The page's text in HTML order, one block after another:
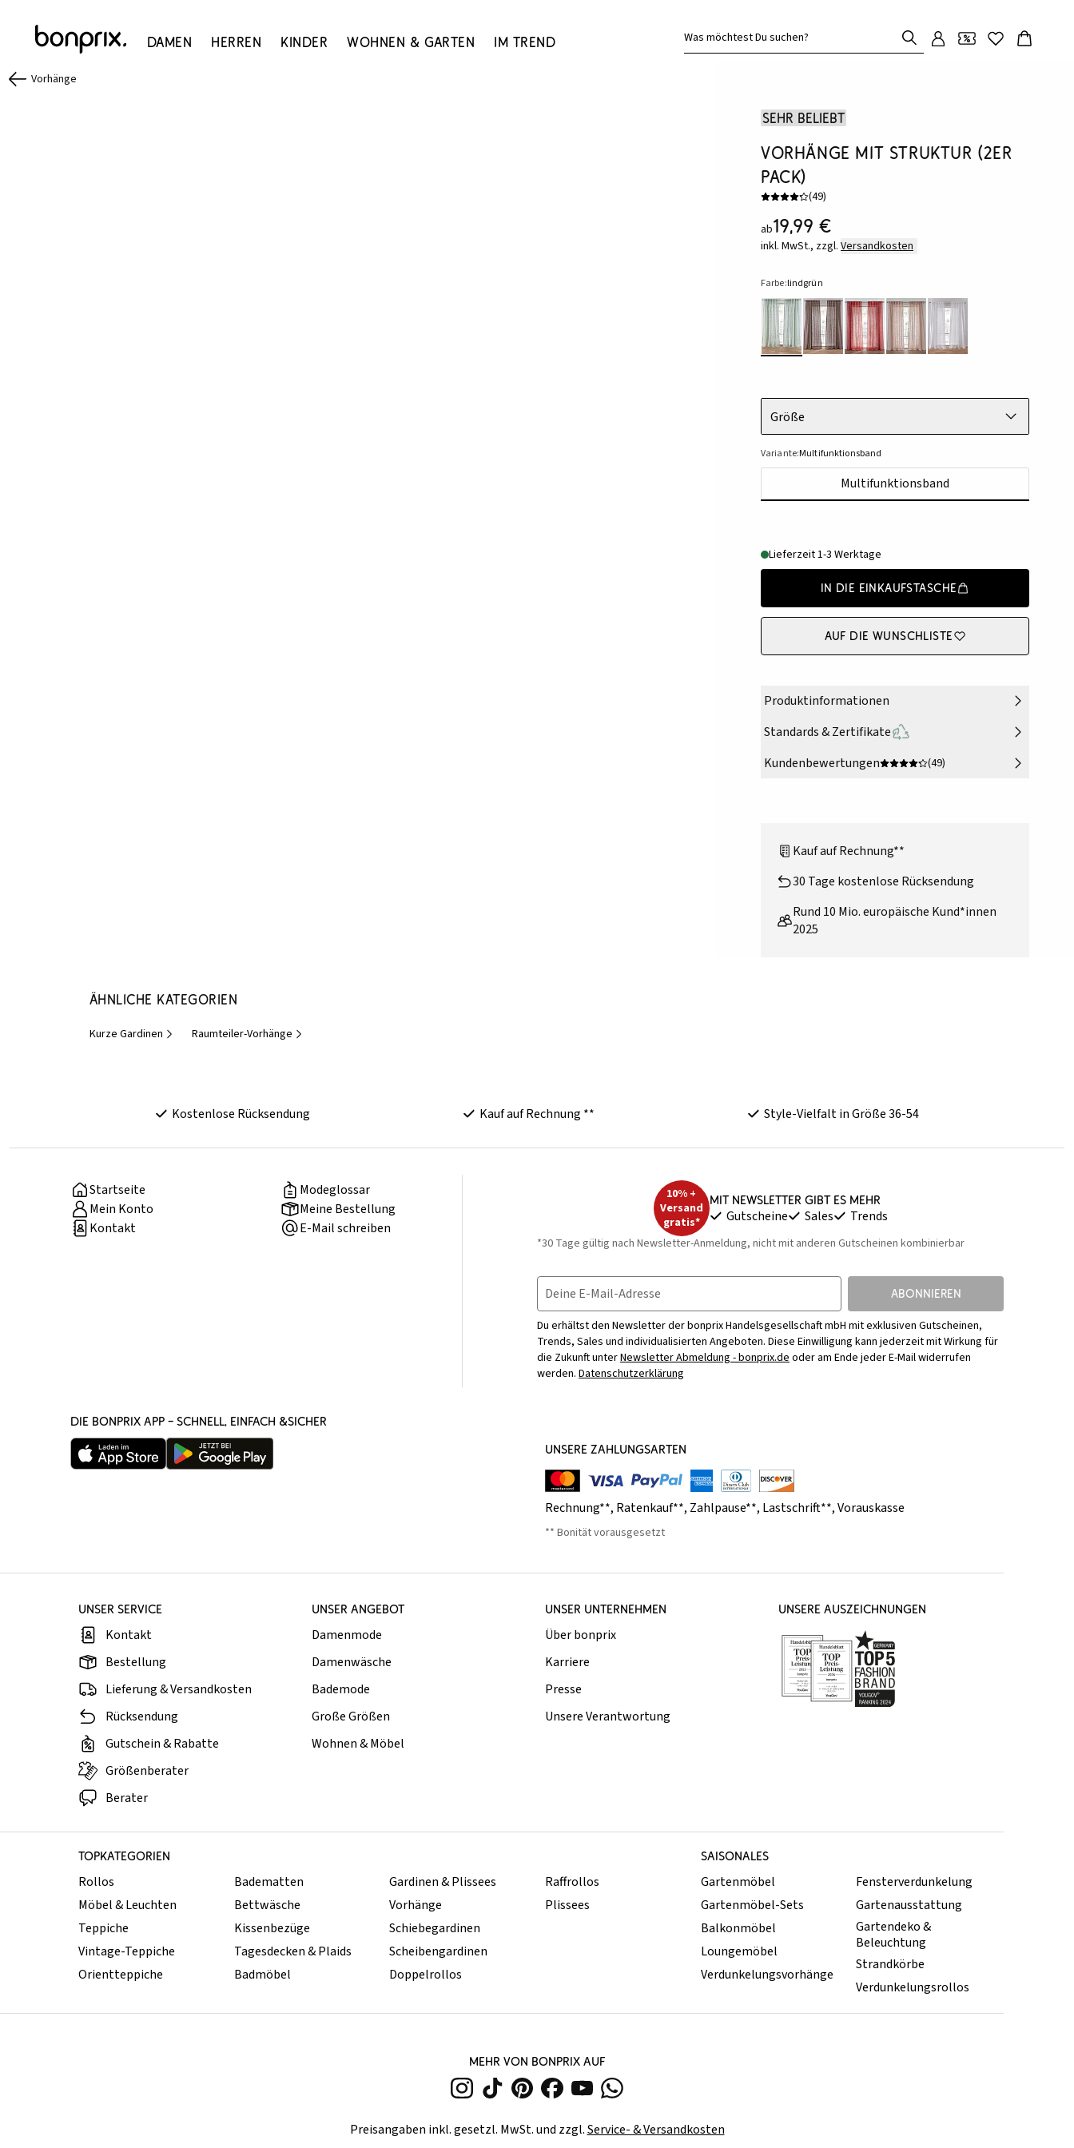
Damen Herren Kinder Wohnen & Garten Im Trend Was möchtest Du suchen?
Vorhänge
Sehr beliebt
Vorhänge mit Struktur (2er
Pack)
(49)
ab19,99 €
inkl. MwSt., zzgl. Versandkosten
Farbe:lindgrün
Größe
Variante:Multifunktionsband
Multifunktionsband
Lieferzeit 1-3 Werktage
In die Einkaufstasche
Auf die Wunschliste
Produktinformationen
Standards & Zertifikate
Kundenbewertungen
(49)
Kauf auf Rechnung**
30 Tage kostenlose Rücksendung
Rund 10 Mio. europäische Kund*innen
2025
Ähnliche Kategorien
Kurze Gardinen Raumteiler-Vorhänge
Kostenlose Rücksendung Kauf auf Rechnung ** Style-Vielfalt in Größe 36-54
Startseite
Modeglossar
Mein Konto
Meine Bestellung
Kontakt
E-Mail schreiben
10% +
Versand
gratis*
Mit Newsletter gibt es mehr
Gutscheine Sales Trends
*30 Tage gültig nach Newsletter-Anmeldung, nicht mit anderen Gutscheinen kombinierbar
Deine E-Mail-Adresse ABONNIEREN
Du erhältst den Newsletter der bonprix Handelsgesellschaft mbH mit exklusiven Gutscheinen,
Trends, Sales und individualisierten Angeboten. Diese Einwilligung kann jederzeit mit Wirkung für
die Zukunft unterNewsletter Abmeldung - bonprix.deoder am Ende jeder E-Mail widerrufen
werden. Datenschutzerklärung
DIE BONPRIX APP – SCHNELL, EINFACH &SICHER
UNSERE ZAHLUNGSARTEN
Rechnung**, Ratenkauf**, Zahlpause**, Lastschrift**,Vorauskasse
** Bonität vorausgesetzt
UNSER SERVICE
Kontakt
Bestellung
Lieferung & Versandkosten
Rücksendung
Gutschein & Rabatte
Größenberater
Berater
UNSER ANGEBOT
Damenmode
Damenwäsche
Bademode
Große Größen
Wohnen & Möbel
UNSER UNTERNEHMEN
Über bonprix
Karriere
Presse
Unsere Verantwortung
UNSERE AUSZEICHNUNGEN
TOPKATEGORIEN SAISONALES
Rollos
Möbel & Leuchten
Teppiche
Vintage-Teppiche
Orientteppiche
Badematten
Bettwäsche
Kissenbezüge
Tagesdecken & Plaids
Badmöbel
Gardinen & Plissees
Vorhänge
Schiebegardinen
Scheibengardinen
Doppelrollos
Raffrollos
Plissees
Gartenmöbel
Gartenmöbel-Sets
Balkonmöbel
Loungemöbel
Verdunkelungsvorhänge
Fensterverdunkelung
Gartenausstattung
Gartendeko &
Beleuchtung
Strandkörbe
Verdunkelungsrollos
MEHR VON BONPRIX AUF
Preisangaben inkl. gesetzl. MwSt. und zzgl.Service- & Versandkosten